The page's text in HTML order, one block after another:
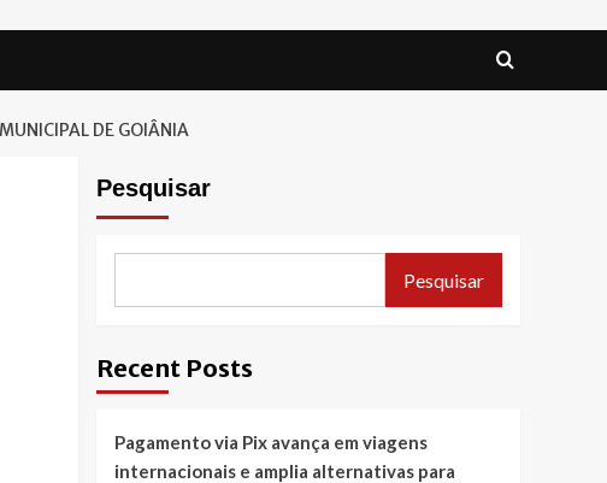
DE GOIÂNIA
Pesquisar
Pesquisar
Recent Posts
Pagamento via Pix avança em viagens
internacionais e amplia alternativas para